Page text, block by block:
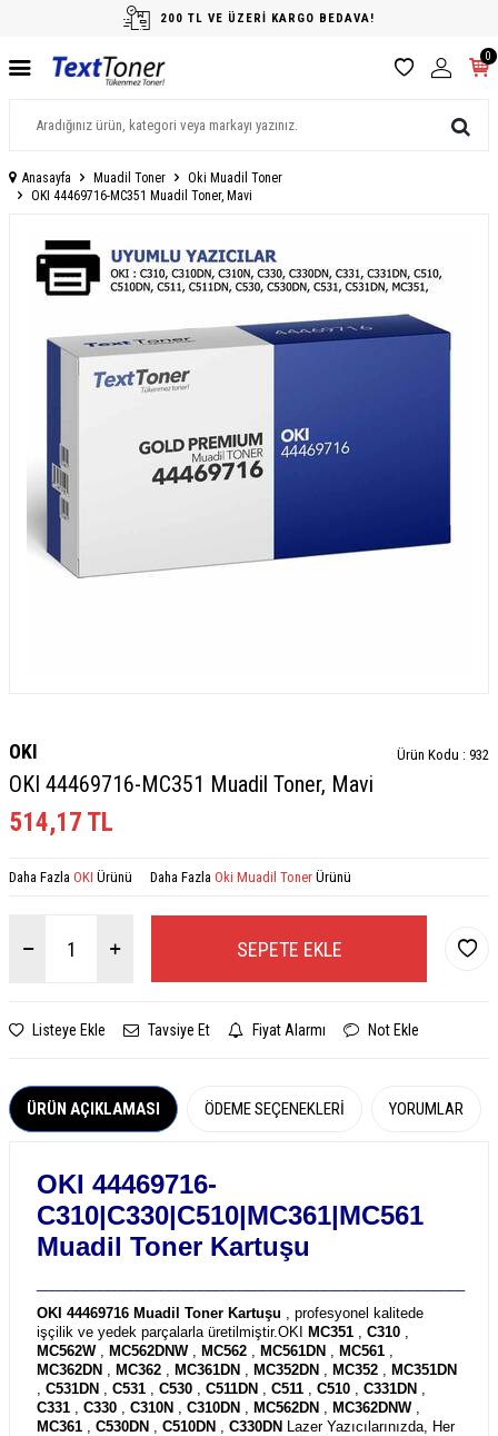
200 TL VE ÜZERİ KARGO BEDAVA!
0
Anasayfa Muadil Toner
Oki Muadil Toner
OKI 44469716-MC351 Muadil Toner, Mavi
OKI Ürün Kodu : 932
OKI 44469716-MC351 Muadil Toner, Mavi
514,17 TL
Daha Fazla OKI Ürünü Daha Fazla Oki Muadil Toner Ürünü
SEPETE EKLE
Listeye Ekle Tavsiye Et Fiyat Alarmı Not Ekle
ÜRÜN AÇIKLAMASI ÖDEME SEÇENEKLERI YORUMLAR
OKI 44469716-
C310|C330|C510|MC361|MC561
Muadil Toner Kartuşu
OKI 44469716 Muadil Toner Kartuşu , profesyonel kalitede
işçilik ve yedek parçalarla üretilmiştir.OKI MC351 , C310 ,
MC562W , MC562DNW , MC562 , MC561DN , MC561 ,
MC362DN , MC362 , MC361DN , MC352DN , MC352 , MC351DN
, C531DN , C531 , C530 , C511DN , C511 , C510 , C331DN ,
C331 , C330 , C310N , C310DN , MC562DN , MC362DNW ,
MC361 , C530DN , C510DN , C330DN Lazer Yazıcılarınızda, Her